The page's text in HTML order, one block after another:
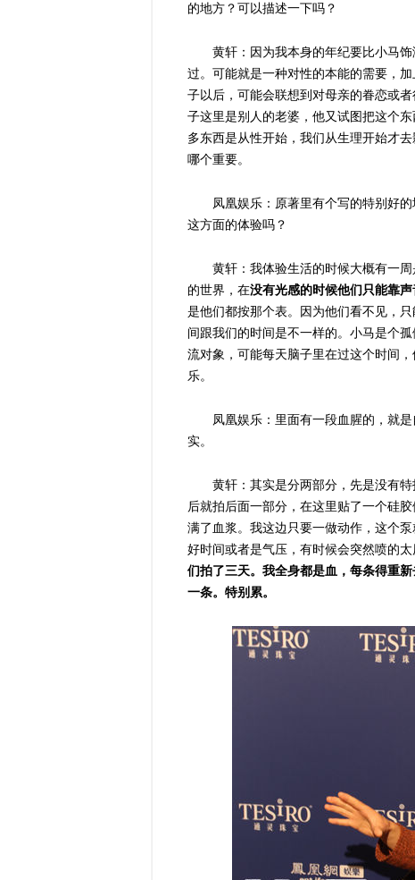
的地方？可以描述一下吗？
黄轩：因为我本身的年纪要比小马
过。可能就是一种对性的本能的需要，
子以后，可能会联想到对母亲的眷恋或
子这里是别人的老婆，他又试图把这个
多东西是从性开始，我们从生理开始才
哪个重要。
凤凰娱乐：原著里有个写的特别好
这方面的体验吗？
黄轩：我体验生活的时候大概有一
的世界，在没有光感的时候他们只能靠
是他们都按那个表。因为他们看不见，
间跟我们的时间是不一样的。小马是个
流对象，可能每天脑子里在过这个时间
乐。
凤凰娱乐：里面有一段血腥的，就
实。
黄轩：其实是分两部分，先是没有
后就拍后面一部分，在这里贴了一个硅
满了血浆。我这边只要一做动作，这个
好时间或者是气压，有时候会突然喷的
们拍了三天。我全身都是血，每条得重
一条。特别累。